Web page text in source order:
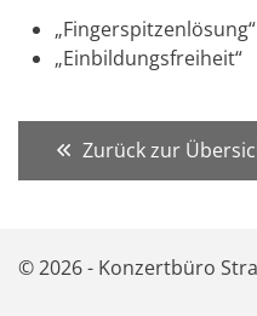
„Fingerspitzenlösung“
„Einbildungsfreiheit“
Zurück zur
© 2026 - Konzertbüro